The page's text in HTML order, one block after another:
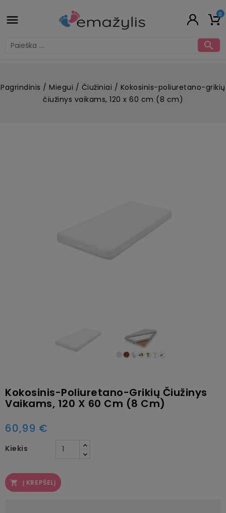
 0

Pagrindinis Miegui Čiužiniai
Kokosinis-poliuretano-grikių
čiužinys vaikams, 120 x 60 cm (8 cm)
Kokosinis-Poliuretano-Grikių Čiužinys
Vaikams, 120 X 60 Cm (8 Cm)
60,99 €
Kiekis
 Į KREPŠELĮ